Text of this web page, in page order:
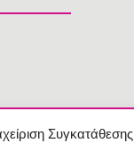
Συγκατάθεσης